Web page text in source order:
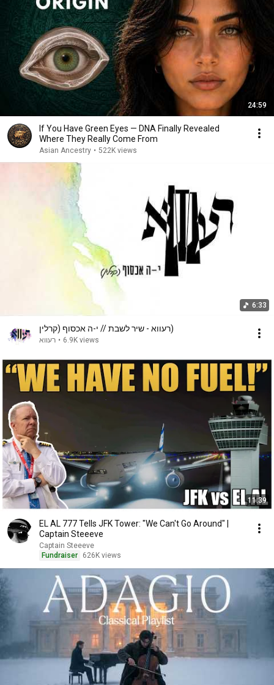
24:59
If You Have Green Eyes — DNA Finally Revealed
Where They Really Come From
Asian Ancestry • 522K views
6:33
רעווא - שיר לשבת // י-ה אכסוף (קרלין)
רעווא • 6.9K views
11:39
EL AL 777 Tells JFK Tower: "We Can't Go Around" |
Captain Steeeve
Captain Steeeve
Fundraiser
626K views